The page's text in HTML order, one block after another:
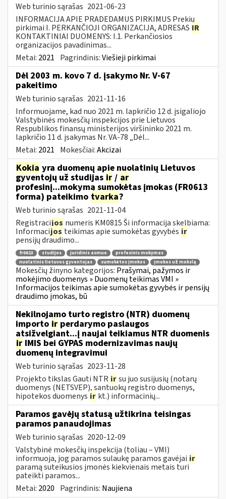
Web turinio sąrašas 2021-06-23
INFORMACIJA APIE PRADEDAMUS PIRKIMUS Prekių
pirkimai I. PERKANČIOJI ORGANIZACIJA, ADRESAS IR
KONTAKTINIAI DUOMENYS: I.1. Perkančiosios
organizacijos pavadinimas...
Metai: 2021 Pagrindinis:Viešieji pirkimai
Dėl 2003 m. kovo 7 d. įsakymo Nr. V-67
pakeitimo
Web turinio sąrašas 2021-11-16
Informuojame, kad nuo 2021 m. lapkričio 12 d. įsigaliojo
Valstybinės mokesčių inspekcijos prie Lietuvos
Respublikos finansų ministerijos viršininko 2021 m.
lapkričio 11 d. įsakymas Nr. VA-78 „Dėl...
Metai: 2021 Mokesčiai:Akcizai
Kokia yra duomenų apie nuolatinių Lietuvos
gyventojų už studijas ir / ar
profesinį...mokymą sumokėtas įmokas (FR0613
forma) pateikimo tvarka?
Web turinio sąrašas 2021-11-04
Registracijos numeris KM0815 Ši informacija skelbiama:
Informacijosteikimas apie sumokėtas gyvybės ir
pensijų draudimo...
fr0613 studijos juridinis asmuo
profesinis mokymas
nuolatinis lietuvos gyventojas
sumokėtos įmokos įmokos už mokslą
Mokesčių žinyno kategorijos: Prašymai, pažymos ir
mokėjimo duomenys » Duomenų teikimas VMI »
Informacijos teikimas apie sumokėtas gyvybės ir pensijų
draudimo įmokas, bū
Nekilnojamo turto registro (NTR) duomenų
importo ir perdarymo paslaugos
atsižvelgiant...į naujai teikiamus NTR duomenis
ir IMIS bei GYPAS modernizavimas naujų
duomenų integravimui
Web turinio sąrašas 2023-11-28
Projekto tikslas Gauti NTR irsu juo susijusių (notarų
duomenys (NETSVEP), santuokų registro duomenys,
hipotekos duomenys ir kt.) informacinių...
Paramos gavėjų statusą užtikrina teisingas
paramos panaudojimas
Web turinio sąrašas 2020-12-09
Valstybinė mokesčių inspekcija (toliau – VMI)
informuoja, jog paramos sulaukę paramos gavėjai ir
paramą suteikusios įmonės kiekvienais metais turi
pateikti paramos...
Metai: 2020 Pagrindinis: Naujiena